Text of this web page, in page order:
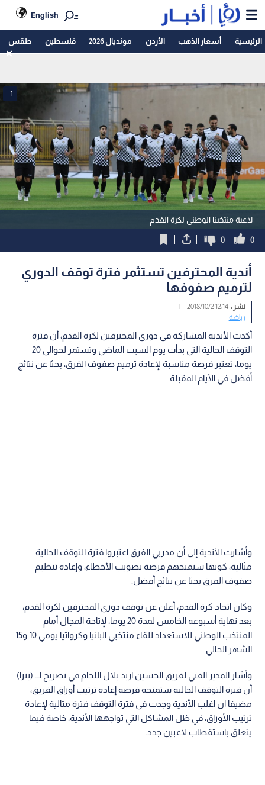
English
الرئيسية أسعار الذهب الأردن مونديال 2026 فلسطين طقس
لاعبة منتخبنا الوطني لكرة القدم
1
0
0
أندية المحترفين تستثمر فترة توقف الدوري
لترميم صفوفها
نشر :12:14 2018/10/2
|
رياضة
أكدت الأندية المشاركة في دوري المحترفين لكرة القدم، أن فترة
التوقف الحالية التي بدأت يوم السبت الماضي وتستمر لحوالي 20
يوما، تعتبر فرصة مناسبة لإعادة ترميم صفوف الفرق، بحثا عن نتائج
أفضل في الأيام المقبلة .
وأشارت الأندية إلى أن مدربي الفرق اعتبروا فترة التوقف الحالية
مثالية، كونها ستمنحهم فرصة تصويب الأخطاء، وإعادة تنظيم
صفوف الفرق بحثا عن نتائج أفضل.
وكان اتحاد كرة القدم، أعلن عن توقف دوري المحترفين لكرة القدم،
بعد نهاية أسبوعه الخامس لمدة 20 يوما، لإتاحة المجال أمام
المنتخب الوطني للاستعداد للقاء منتخبي البانيا وكرواتيا يومي 10 و15
الشهر الحالي.
وأشار المدير الفني لفريق الحسين اربد بلال اللحام في تصريح لــ (بترا)
أن فترة التوقف الحالية ستمنحه فرصة إعادة ترتيب أوراق الفريق،
مضيفا ان اغلب الأندية وجدت في فترة التوقف فترة مثالية لإعادة
ترتيب الأوراق، في ظل المشاكل التي تواجهها الأندية، خاصة فيما
يتعلق باستقطاب لاعبين جدد.